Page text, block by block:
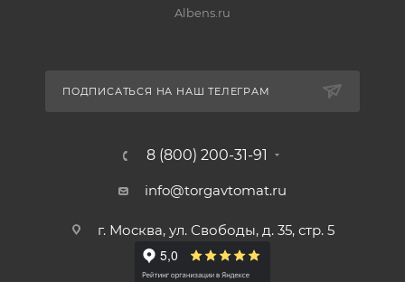
Albens.ru
ПОДПИСАТЬСЯ НА НАШ ТЕЛЕГРАМ
8 (800) 200-31-91
info@torgavtomat.ru
г. Москва, ул. Свободы, д. 35, стр. 5